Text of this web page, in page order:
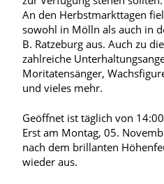
An den Herbstmarkttagen
sowohl in Mölln als auch in
B. Ratzeburg aus. Auch zu
zahlreiche
Moritatensänger,
und vieles mehr.
Geöffnet ist täglich von
Erst am Montag, 05.
nach dem brillanten
wieder aus.